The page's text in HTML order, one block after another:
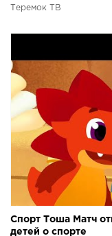
Теремок ТВ
Спорт Тоша Матч
детей о спорте